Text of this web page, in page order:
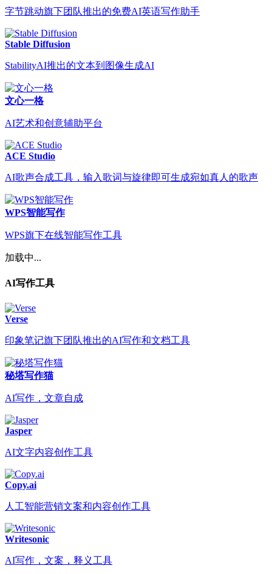
字节跳动旗下团队推出的免费AI英语写作助手
Stable Diffusion
StabilityAI推出的文本到图像生成AI
文心一格
AI艺术和创意辅助平台
ACE Studio
AI歌声合成工具，输入歌词与旋律即可生成宛如真人的歌声
WPS智能写作
WPS旗下在线智能写作工具
加载中...
AI写作工具
Verse
印象笔记旗下团队推出的AI写作和文档工具
秘塔写作猫
AI写作，文章自成
Jasper
AI文字内容创作工具
Copy.ai
人工智能营销文案和内容创作工具
Writesonic
AI写作，文案，释义工具